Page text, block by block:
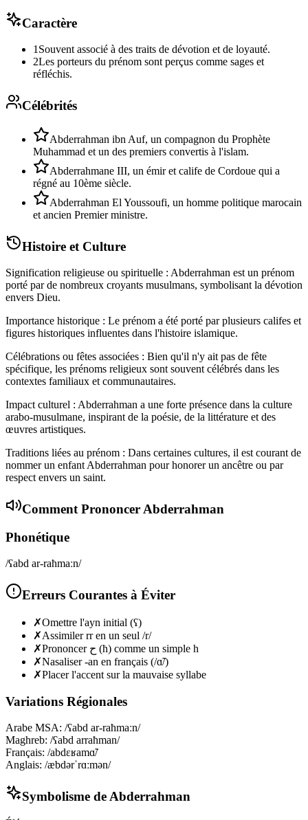
Caractère
1Souvent associé à des traits de dévotion et de loyauté.
2Les porteurs du prénom sont perçus comme sages et
réfléchis.
Célébrités
Abderrahman ibn Auf, un compagnon du Prophète
Muhammad et un des premiers convertis à l'islam.
Abderrahmane III, un émir et calife de Cordoue qui a
régné au 10ème siècle.
Abderrahman El Youssoufi, un homme politique marocain
et ancien Premier ministre.
Histoire et Culture
Signification religieuse ou spirituelle : Abderrahman est un prénom
porté par de nombreux croyants musulmans, symbolisant la dévotion
envers Dieu.
Importance historique : Le prénom a été porté par plusieurs califes et
figures historiques influentes dans l'histoire islamique.
Célébrations ou fêtes associées : Bien qu'il n'y ait pas de fête
spécifique, les prénoms religieux sont souvent célébrés dans les
contextes familiaux et communautaires.
Impact culturel : Abderrahman a une forte présence dans la culture
arabo-musulmane, inspirant de la poésie, de la littérature et des
œuvres artistiques.
Traditions liées au prénom : Dans certaines cultures, il est courant de
nommer un enfant Abderrahman pour honorer un ancêtre ou par
respect envers un saint.
Comment Prononcer Abderrahman
Phonétique
/ʕabd ar-raħmaːn/
Erreurs Courantes à Éviter
✗Omettre l'ayn initial (ʕ)
✗Assimiler rr en un seul /r/
✗
Prononcer ح (ħ) comme un simple h
✗Nasaliser -an en français (/ɑ̃/)
✗Placer l'accent sur la mauvaise syllabe
Variations Régionales
Arabe MSA: /ʕabd ar-raħmaːn/
Maghreb: /ʕabd arraħman/
Français: /abdɛʁamɑ̃/
Anglais: /æbdərˈrɑːmən/
Symbolisme de Abderrahman